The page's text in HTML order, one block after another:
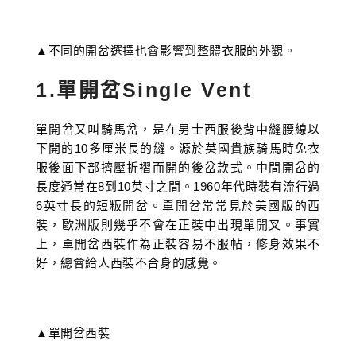
▲不同的開岔選擇也會影響到整體衣服的外觀。
1.單開岔Single Vent
單開岔又叫騎馬岔，是在男士西服後背中縫腰線以
下開的10多厘米長的縫。源於英國貴族騎馬時免衣
服後面下部擠壓折褶而開的後岔款式。中間開岔的
長度通常在8到10英寸之間。1960年代時裝有流行過
6英寸長的短粄開岔。單開岔常常見於美國版的西
裝，歐洲版則幾乎不會在正裝中出現單開叉。事實
上，單開岔西裝作為正裝容易不服帖，修身效果不
好，總會給人西裝不合身的感覺。
▲單開岔西裝